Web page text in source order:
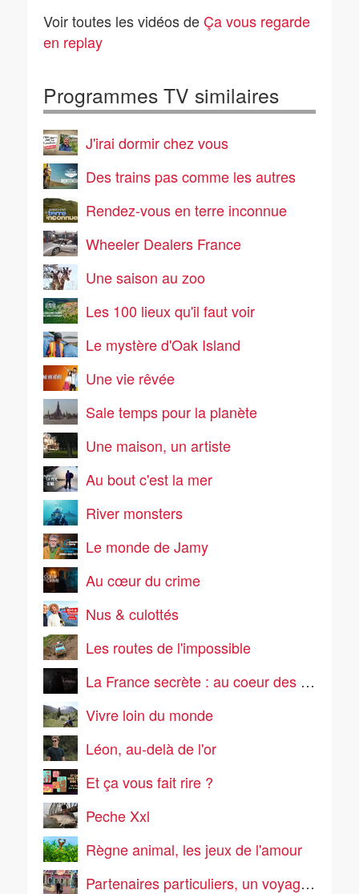
Voir toutes les vidéos de Ça vous regarde
en replay
Programmes TV similaires
J'irai dormir chez vous
Des trains pas comme les autres
Rendez-vous en terre inconnue
Wheeler Dealers France
Une saison au zoo
Les 100 lieux qu'il faut voir
Le mystère d'Oak Island
Une vie rêvée
Sale temps pour la planète
Une maison, un artiste
Au bout c'est la mer
River monsters
Le monde de Jamy
Au cœur du crime
Nus & culottés
Les routes de l'impossible
La France secrète : au coeur des mystères
Vivre loin du monde
Léon, au-delà de l'or
Et ça vous fait rire ?
Peche Xxl
Règne animal, les jeux de l'amour
Partenaires particuliers, un voyage pas comme les autres